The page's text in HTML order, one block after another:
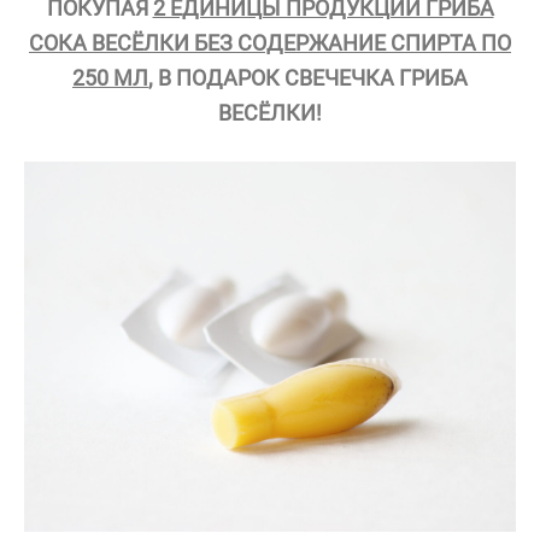
ПОКУПАЯ 2 ЕДИНИЦЫ ПРОДУКЦИИ ГРИБА
СОКА ВЕСЁЛКИ БЕЗ СОДЕРЖАНИЕ СПИРТА ПО
250 МЛ, В ПОДАРОК СВЕЧЕЧКА ГРИБА
ВЕСЁЛКИ!